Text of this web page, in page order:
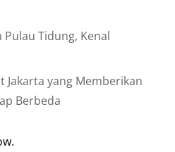
Pulau Tidung, Kenal
Jakarta yang Memberikan
Berbeda